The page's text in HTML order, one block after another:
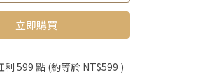
立即購買
利 599 點 (約等於 NT$599 )